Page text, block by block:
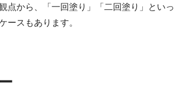
点から、「一回塗り」「二回塗り」といっ
ースもあります。